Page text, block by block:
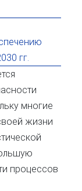
гг.
многие
жизни
процессов